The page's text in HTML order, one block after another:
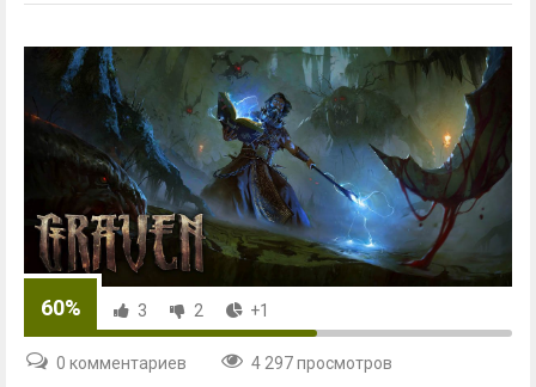
60% 3 2 +1
0 комментариев
4 297 просмотров